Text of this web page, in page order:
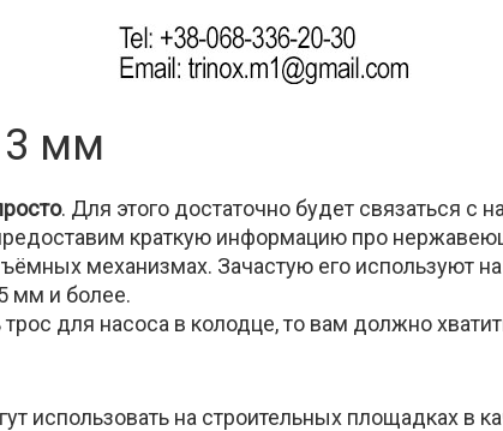
мм
. Для этого достаточно будет связаться с
краткую информацию про
механизмах. Зачастую его используют
мм и более.
для насоса в колодце, то вам должно
использовать на строительных площадках в